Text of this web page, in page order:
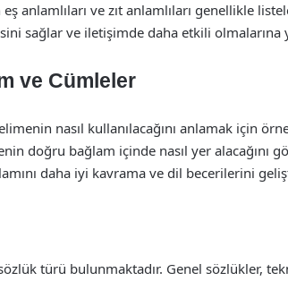
anlamlıları ve zıt anlamlıları genellikle
sağlar ve iletişimde daha etkili olmalarına
ve Cümleler
nasıl kullanılacağını anlamak için
doğru bağlam içinde nasıl yer alacağını
daha iyi kavrama ve dil becerilerini
türü bulunmaktadır. Genel sözlükler,